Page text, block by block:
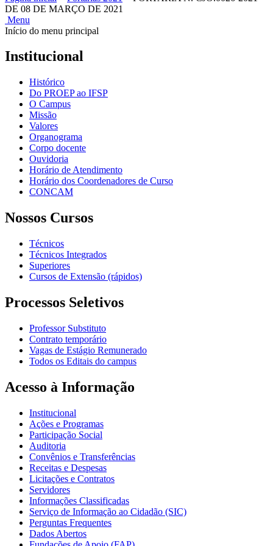
DE 08 DE MARÇO DE 2021
Menu
Início do menu principal
Institucional
Histórico
Do PROEP ao IFSP
O Campus
Missão
Valores
Organograma
Corpo docente
Ouvidoria
Horário de Atendimento
Horário dos Coordenadores de Curso
CONCAM
Nossos Cursos
Técnicos
Técnicos Integrados
Superiores
Cursos de Extensão (rápidos)
Processos Seletivos
Professor Substituto
Contrato temporário
Vagas de Estágio Remunerado
Todos os Editais do campus
Acesso à Informação
Institucional
Ações e Programas
Participação Social
Auditoria
Convênios e Transferências
Receitas e Despesas
Licitações e Contratos
Servidores
Informações Classificadas
Serviço de Informação ao Cidadão (SIC)
Perguntas Frequentes
Dados Abertos